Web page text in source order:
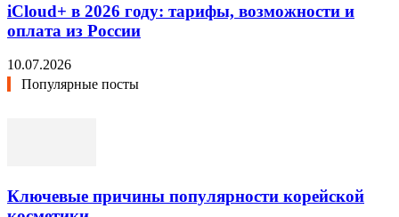
iCloud+ в 2026 году: тарифы, возможности и
оплата из России
10.07.2026
Популярные посты
Ключевые причины популярности корейской